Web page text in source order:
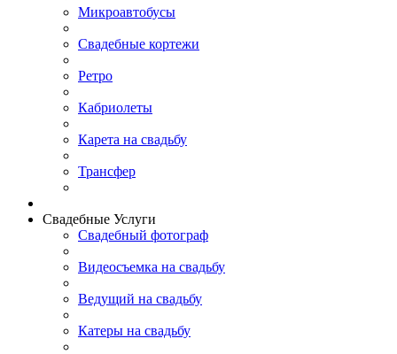
Микроавтобусы
Свадебные кортежи
Ретро
Кабриолеты
Карета на свадьбу
Трансфер
Свадебные Услуги
Свадебный фотограф
Видеосъемка на свадьбу
Ведущий на свадьбу
Катеры на свадьбу